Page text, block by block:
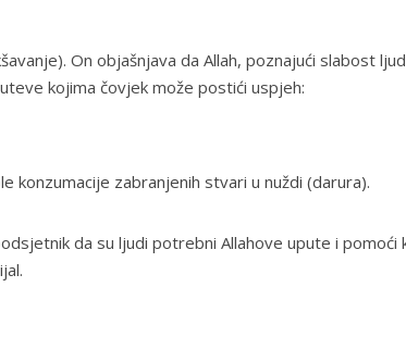
On objašnjava da Allah, poznajući slabost
kojima čovjek može postići uspjeh:
konzumacije zabranjenih stvari u nuždi (darura).
da su ljudi potrebni Allahove upute i pomoći